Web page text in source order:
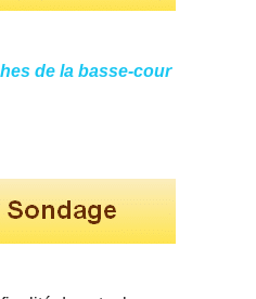
de la basse-cour